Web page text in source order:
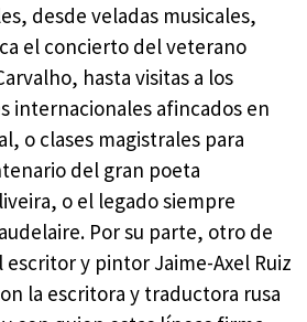
desde veladas musicales,
el concierto del veterano
hasta visitas a los
internacionales afincados en
o clases magistrales para
del gran poeta
o el legado siempre
Por su parte, otro de
y pintor Jaime-Axel Ruiz
la escritora y traductora rusa